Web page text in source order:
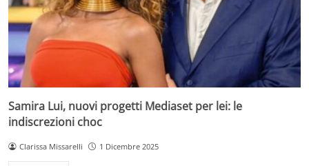
Samira Lui, nuovi progetti Mediaset per lei: le
indiscrezioni choc
Clarissa Missarelli 1 Dicembre 2025